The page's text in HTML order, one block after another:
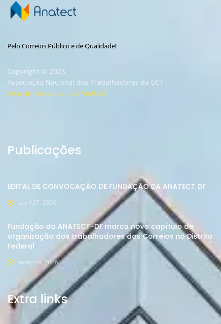
Pelo Correios Público e de Qualidade!
Copyright © 2025
Associação Nacional dos Trabalhadores da ECT
Seja um associado da Anatect
Publicações
EDITAL DE CONVOCAÇÂO DE FUNDAÇÃO DA ANATECT DF
abril 27, 2026
Fundação da ANATECT-DF marca novo capítulo de
organização dos trabalhadores dos Correios no Distrito
Federal
março 6, 2026
Extra links